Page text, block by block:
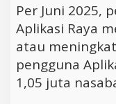
Per Juni 2025,
Aplikasi Raya
atau
pengguna
1,05 juta